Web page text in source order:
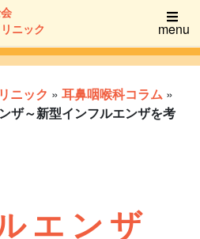
ニック
menu
ニック » 耳鼻咽喉科コラム »
ザ～新型インフルエンザを考
エンザ